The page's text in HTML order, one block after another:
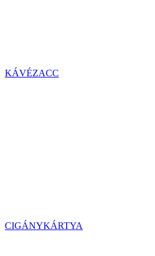
KÁVÉZACC
CIGÁNYKÁRTYA